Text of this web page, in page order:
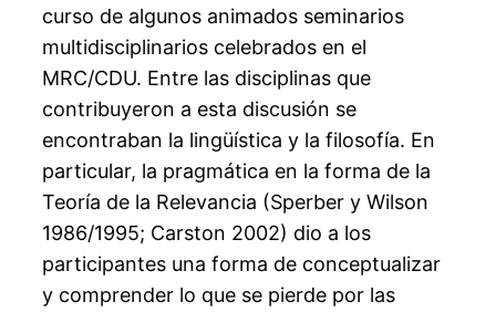
curso de algunos animados seminarios
multidisciplinarios celebrados en el
MRC/CDU. Entre las disciplinas que
contribuyeron a esta discusión se
encontraban la lingüística y la filosofía. En
particular, la pragmática en la forma de la
Teoría de la Relevancia (Sperber y Wilson
1986/1995; Carston 2002) dio a los
participantes una forma de conceptualizar
y comprender lo que se pierde por las